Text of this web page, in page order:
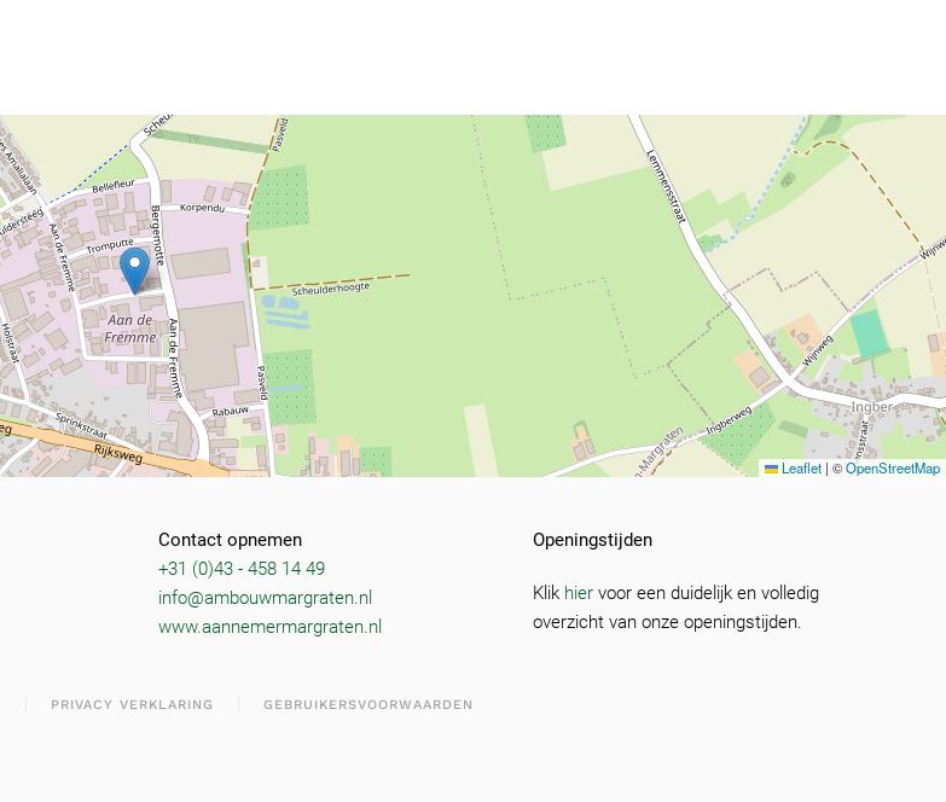
Leaflet | ©OpenStreetMap
Contact opnemen
+31 (0)43 - 458 14 49
info@ambouwmargraten.nl
www.aannemermargraten.nl
Openingstijden
Klik hier voor een duidelijk en volledig
overzicht van onze openingstijden.
PRIVACY VERKLARING GEBRUIKERSVOORWAARDEN